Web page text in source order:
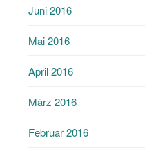
Juni 2016
Mai 2016
April 2016
März 2016
Februar 2016